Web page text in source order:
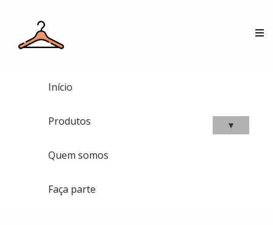
Início
Produtos ▾
Quem somos
Faça parte